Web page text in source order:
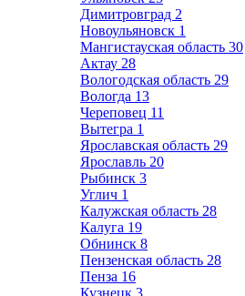
Димитровград 2
Новоульяновск 1
Мангистауская область 30
Актау 28
Вологодская область 29
Вологда 13
Череповец 11
Вытегра 1
Ярославская область 29
Ярославль 20
Рыбинск 3
Углич 1
Калужская область 28
Калуга 19
Обнинск 8
Пензенская область 28
Пенза 16
Кузнецк 3